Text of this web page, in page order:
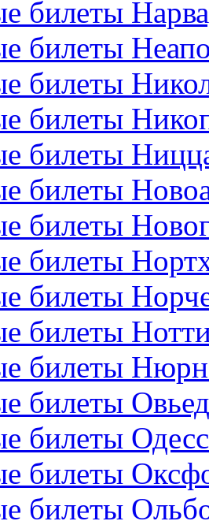
билеты
билеты
билеты
билеты
билеты
билеты
билеты
билеты
билеты
билеты
билеты
билеты
билеты
билеты
билеты